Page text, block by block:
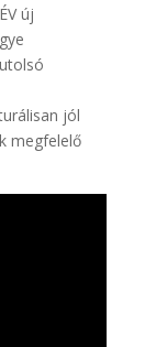
új
jól
megfelelő